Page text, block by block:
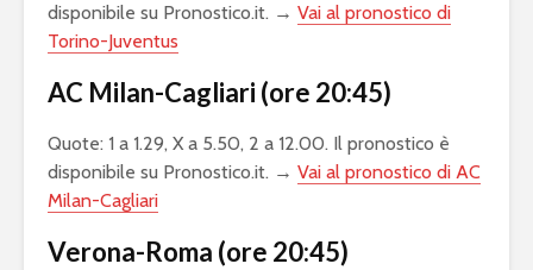
disponibile su Pronostico.it. → Vai al pronostico di
Torino-Juventus
AC Milan-Cagliari (ore 20:45)
Quote: 1 a 1.29, X a 5.50, 2 a 12.00. Il pronostico è
disponibile su Pronostico.it. → Vai al pronostico di AC
Milan-Cagliari
Verona-Roma (ore 20:45)